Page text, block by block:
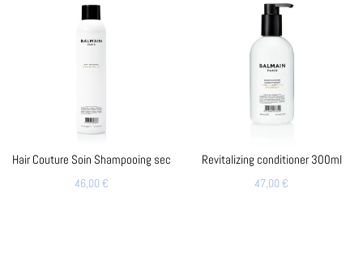
Hair Couture Soin Shampooing sec
46,00 €
Revitalizing conditioner 300ml
47,00€